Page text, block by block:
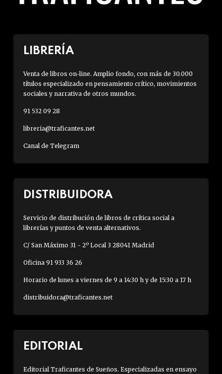
LIBRERÍA
Venta de libros on-line. Amplio fondo, con más de 30.000
títulos especializado en pensamiento crítico, movimientos
sociales y narrativa de otros mundos.
91 532 09 28
libreria@traficantes.net
Canal de Telegram
DISTRIBUIDORA
Servicio de distribución de libros de crítica social a
librerías y puntos de venta alternativos.
C/ San Máximo 31 - 2º Local 3 28041 Madrid
Oficina 91 933 36 26
Horario de lunes a viernes de 9 a 14:30 h y de 15:30 a 17 h
distribuidora@traficantes.net
EDITORIAL
Editorial Traficantes de Sueños. Especializadas en ensayo